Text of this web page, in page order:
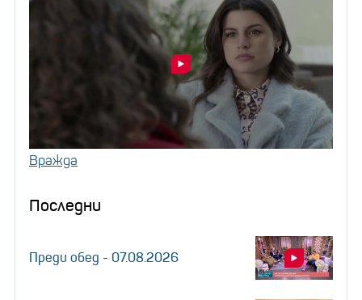
Вражда
Последни
Преди обед - 07.08.2026